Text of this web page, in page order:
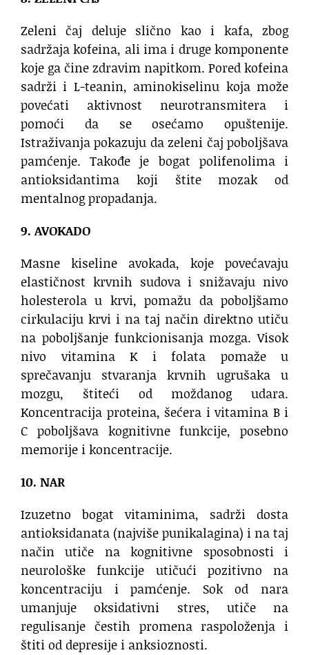
Zeleni čaj deluje slično kao i kafa, zbog
sadržaja kofeina, ali ima i druge komponente
koje ga čine zdravim napitkom. Pored kofeina
sadrži i L-teanin, aminokiselinu koja može
povećati aktivnost neurotransmitera i
pomoći da se osećamo opuštenije.
Istraživanja pokazuju da zeleni čaj poboljšava
pamćenje. Takođe je bogat polifenolima i
antioksidantima koji štite mozak od
mentalnog propadanja.
9. AVOKADO
Masne kiseline avokada, koje povećavaju
elastičnost krvnih sudova i snižavaju nivo
holesterola u krvi, pomažu da poboljšamo
cirkulaciju krvi i na taj način direktno utiču
na poboljšanje funkcionisanja mozga. Visok
nivo vitamina K i folata pomaže u
sprečavanju stvaranja krvnih ugrušaka u
mozgu, štiteći od moždanog udara.
Koncentracija proteina, šećera i vitamina B i
C poboljšava kognitivne funkcije, posebno
memorije i koncentracije.
10. NAR
Izuzetno bogat vitaminima, sadrži dosta
antioksidanata (najviše punikalagina) i na taj
način utiče na kognitivne sposobnosti i
neurološke funkcije utičući pozitivno na
koncentraciju i pamćenje. Sok od nara
umanjuje oksidativni stres, utiče na
regulisanje čestih promena raspoloženja i
štiti od depresije i anksioznosti.